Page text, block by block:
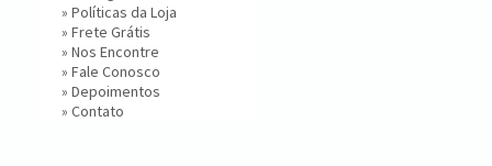
» Políticas da Loja
» Frete Grátis
» Nos Encontre
» Fale Conosco
» Depoimentos
» Contato